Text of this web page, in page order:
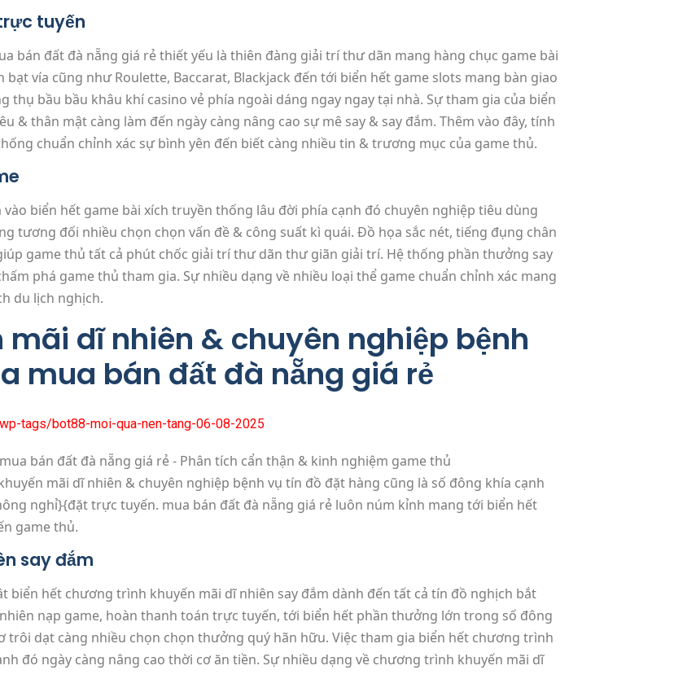
tuyến
bán đất đà nẵng giá rẻ thiết yếu là thiên đàng giải trí thư dãn mang hàng chục game bài
vía cũng như Roulette, Baccarat, Blackjack đến tới biển hết game slots mang bàn giao
bầu bầu khâu khí casino vẻ phía ngoài dáng ngay ngay tại nhà. Sự tham gia của biển
& thân mật càng làm đến ngày càng nâng cao sự mê say & say đắm. Thêm vào đây, tính
chuẩn chỉnh xác sự bình yên đến biết càng nhiều tin & trương mục của game thủ.
biển hết game bài xích truyền thống lâu đời phía cạnh đó chuyên nghiệp tiêu dùng
tương đối nhiều chọn chọn vấn đề & công suất kì quái. Đồ họa sắc nét, tiếng đụng chân
game thủ tất cả phút chốc giải trí thư dãn thư giãn giải trí. Hệ thống phần thưởng say
phá game thủ tham gia. Sự nhiều dạng về nhiều loại thể game chuẩn chỉnh xác mang
du lịch nghịch.
dĩ nhiên & chuyên nghiệp bệnh
mua bán đất đà nẵng giá rẻ
tags/bot88-moi-qua-nen-tang-06-08-2025
mãi dĩ nhiên & chuyên nghiệp bệnh vụ tín đồ đặt hàng cũng là số đông khía cạnh
nghỉ}{đặt trực tuyến. mua bán đất đà nẵng giá rẻ luôn núm kỉnh mang tới biển hết
game thủ.
say đắm
biển hết chương trình khuyến mãi dĩ nhiên say đắm dành đến tất cả tín đồ nghịch bắt
nạp game, hoàn thanh toán trực tuyến, tới biển hết phần thưởng lớn trong số đông
dạt càng nhiều chọn chọn thưởng quý hãn hữu. Việc tham gia biển hết chương trình
đó ngày càng nâng cao thời cơ ăn tiền. Sự nhiều dạng về chương trình khuyến mãi dĩ